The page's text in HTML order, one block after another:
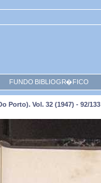
FUNDO BIBLIOGR�FICO
Porto). Vol. 32 (1947) - 92/133